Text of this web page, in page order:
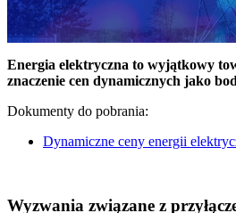
Energia elektryczna to wyjątkowy
znaczenie cen dynamicznych jako
Dokumenty do pobrania:
Dynamiczne ceny energii
Wyzwania związane z